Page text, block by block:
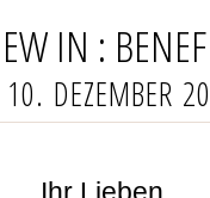
IN :
DEZEMBER